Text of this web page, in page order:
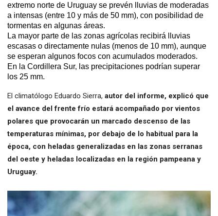
extremo norte de Uruguay se prevén lluvias de moderadas
a intensas (entre 10 y más de 50 mm), con posibilidad de
tormentas en algunas áreas.
La mayor parte de las zonas agrícolas recibirá lluvias
escasas o directamente nulas (menos de 10 mm), aunque
se esperan algunos focos con acumulados moderados.
En la Cordillera Sur, las precipitaciones podrían superar
los 25 mm.
El climatólogo Eduardo Sierra, autor del informe, explicó que
el avance del frente frío estará acompañado por vientos
polares que provocarán un marcado descenso de las
temperaturas mínimas, por debajo de lo habitual para la
época, con heladas generalizadas en las zonas serranas
del oeste y heladas localizadas en la región pampeana y
Uruguay.